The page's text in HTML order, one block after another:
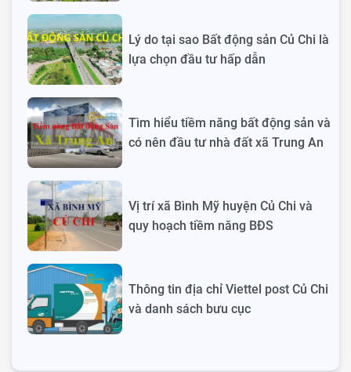
Lý do tại sao Bất động sản Củ Chi là
lựa chọn đầu tư hấp dẫn
Tìm hiểu tiềm năng bất động sản và
có nên đầu tư nhà đất xã Trung An
Vị trí xã Bình Mỹ huyện Củ Chi và
quy hoạch tiềm năng BĐS
Thông tin địa chỉ Viettel post Củ Chi
và danh sách bưu cục